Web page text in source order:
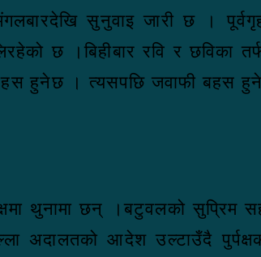
सुनुवाइ जारी छ ।
छ ।बिहीबार रवि र छविका
हुनेछ । त्यसपछि जवाफी बहस
थुनामा छन् ।बटुवलको सुप्रिम
अदालतको आदेश उल्टाउँदै